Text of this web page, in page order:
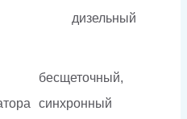
дизельный
бесщеточный,
синхронный